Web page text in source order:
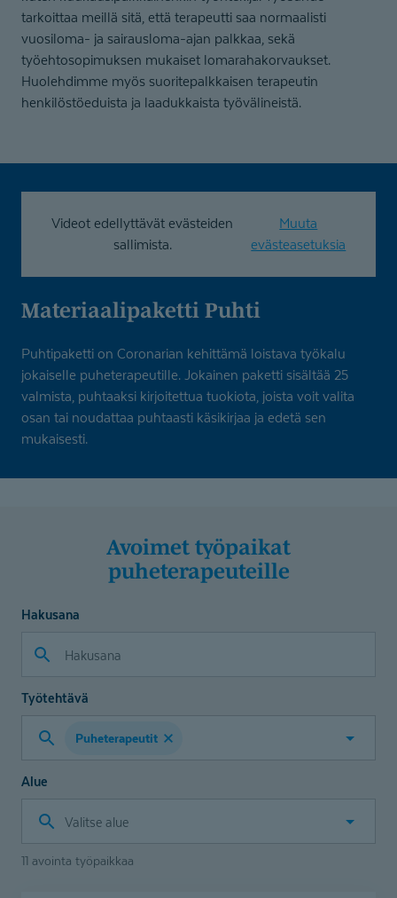
tarkoittaa meillä sitä, että terapeutti saa normaalisti
vuosiloma- ja sairausloma-ajan palkkaa, sekä
työehtosopimuksen mukaiset lomarahakorvaukset.
Huolehdimme myös suoritepalkkaisen terapeutin
henkilöstöeduista ja laadukkaista työvälineistä.
Videot edellyttävät evästeiden
sallimista.
Muuta
evästeasetuksia
Materiaali­paketti Puhti
Puhtipaketti on Coronarian kehittämä loistava työkalu
jokaiselle puheterapeutille. Jokainen paketti sisältää 25
valmista, puhtaaksi kirjoitettua tuokiota, joista voit valita
osan tai noudattaa puhtaasti käsikirjaa ja edetä sen
mukaisesti.
Avoimet työpaikat
puheterapeuteille
Hakusana
Työtehtävä
Valitse
Puheterapeutit
Alue
Valitse
11 avointa työpaikkaa